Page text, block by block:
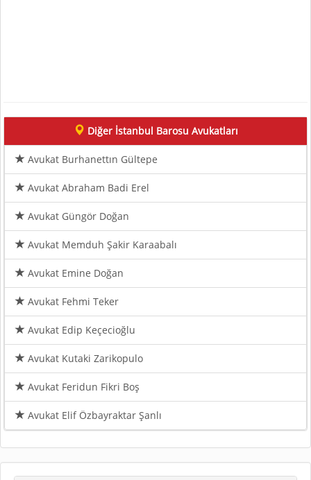
Diğer İstanbul Barosu Avukatları
Avukat Burhanettın Gültepe
Avukat Abraham Badi Erel
Avukat Güngör Doğan
Avukat Memduh Şakir Karaabalı
Avukat Emine Doğan
Avukat Fehmi Teker
Avukat Edip Keçecioğlu
Avukat Kutaki Zarikopulo
Avukat Feridun Fikri Boş
Avukat Elif Özbayraktar Şanlı